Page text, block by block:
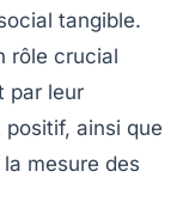
tangible.
rôle crucial
par leur
ainsi que
mesure des